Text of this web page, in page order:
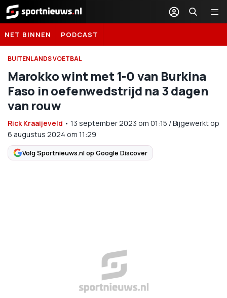
Sportnieuws.nl
NET BINNEN PODCAST
BUITENLANDS VOETBAL
Marokko wint met 1-0 van Burkina
Faso in oefenwedstrijd na 3 dagen
van rouw
Rick Kraaijeveld • 13 september 2023 om 01:15 /Bijgewerkt op
6 augustus 2024 om 11:29
Volg Sportnieuws.nl op Google Discover